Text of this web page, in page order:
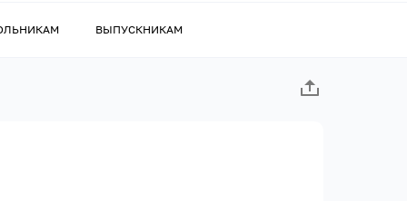
ВЫПУСКНИКАМ